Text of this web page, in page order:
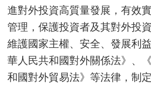
進對外投資高質量發展，有效
管理，保護投資者及其對外投
維護國家主權、安全、發展利
華人民共和國對外關係法》、
和國對外貿易法》等法律，制定